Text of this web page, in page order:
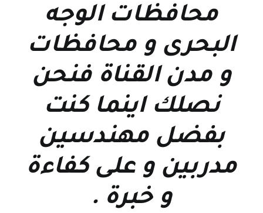
محافظات الوجه
البحرى و محافظات
و مدن القناة فنحن
نصلك اينما كنت
بفضل مهندسين
مدربين و على كفاءة
و خبرة .